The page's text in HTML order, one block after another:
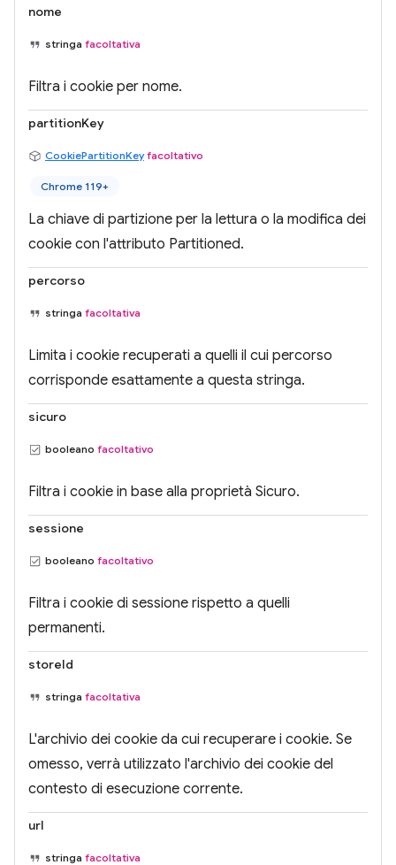
nome
stringa facoltativa
Filtra i cookie per nome.
partitionKey
CookiePartitionKey facoltativo
Chrome 119+
La chiave di partizione per la lettura o la modifica dei
cookie con l'attributo Partitioned.
percorso
stringa facoltativa
Limita i cookie recuperati a quelli il cui percorso
corrisponde esattamente a questa stringa.
sicuro
booleano facoltativo
Filtra i cookie in base alla proprietà Sicuro.
sessione
booleano facoltativo
Filtra i cookie di sessione rispetto a quelli
permanenti.
storeId
stringa facoltativa
L'archivio dei cookie da cui recuperare i cookie. Se
omesso, verrà utilizzato l'archivio dei cookie del
contesto di esecuzione corrente.
url
stringa facoltativa